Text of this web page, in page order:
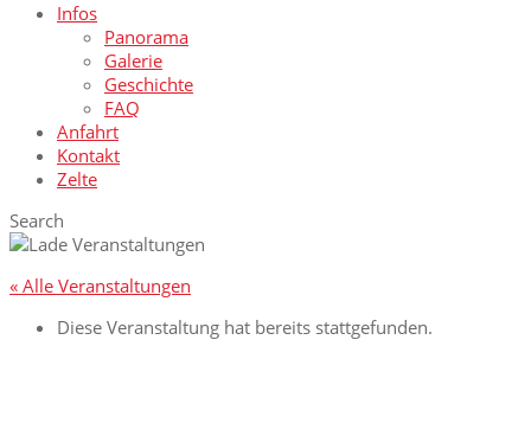
Infos
Panorama
Galerie
Geschichte
FAQ
Anfahrt
Kontakt
Zelte
Search
« Alle Veranstaltungen
Diese Veranstaltung hat bereits stattgefunden.